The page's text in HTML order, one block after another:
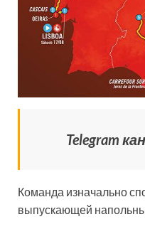
Telegram
Команда изначально
выпускающей